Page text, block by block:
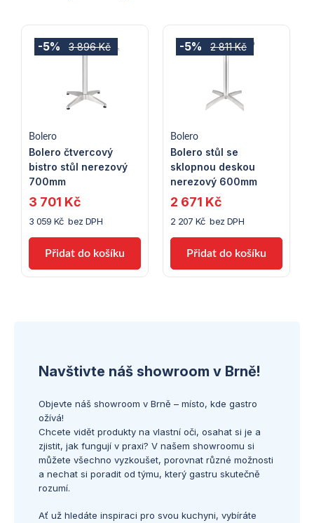
Navštivte náš showroom v Brně!
Objevte náš showroom v Brně – místo, kde gastro
ožívá!
Chcete vidět produkty na vlastní oči, osahat si je a
zjistit, jak fungují v praxi? V našem showroomu si
můžete všechno vyzkoušet, porovnat různé možnosti
a nechat si poradit od týmu, který gastru skutečně
rozumí.
Ať už hledáte inspiraci pro svou kuchyni, vybíráte
3 896 Kč
-5%
Bolero čtvercový
bistro stůl nerezový
700mm
Bolero
3 059 Kč bez DPH
3 701 Kč
2 811 Kč
-5%
Bolero stůl se
sklopnou deskou
nerezový 600mm
Bolero
2 207 Kč bez DPH
2 671 Kč